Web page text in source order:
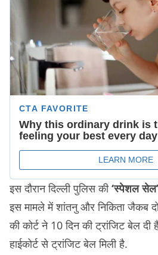
इस दौरान दिल्ली पुलिस की‘स्पेशल
इस मामले में शांतनु और निकिता जैकब
की कोर्ट ने 10 दिन की ट्रांजिट बेल दी
हाईकोर्ट से ट्रांजिट बेल मिली है.